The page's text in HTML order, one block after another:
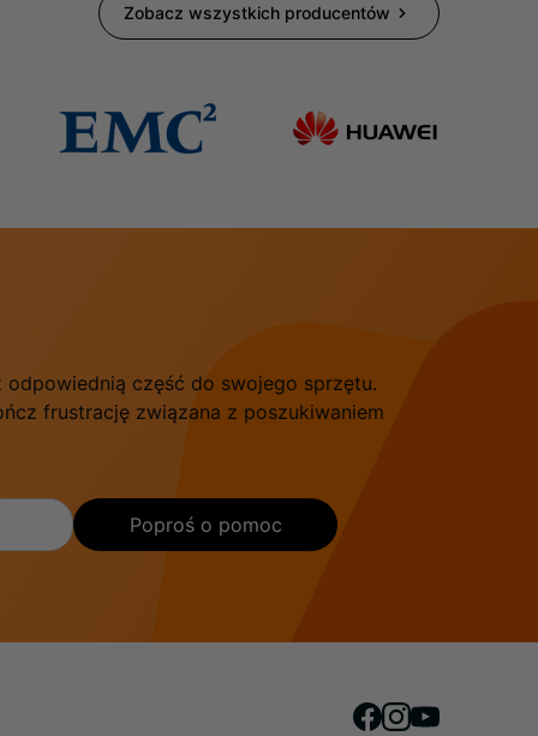
Zobacz wszystkich producentów
część do swojego sprzętu.
frustrację związana z poszukiwaniem
Poproś o pomoc